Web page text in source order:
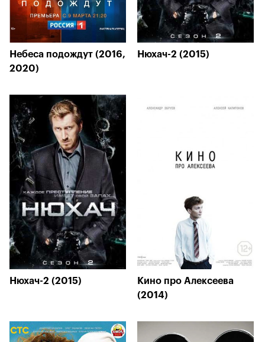
Небеса подождут (2016,
2020)
Нюхач-2 (2015)
Нюхач-2 (2015)
Кино про Алексеева
(2014)